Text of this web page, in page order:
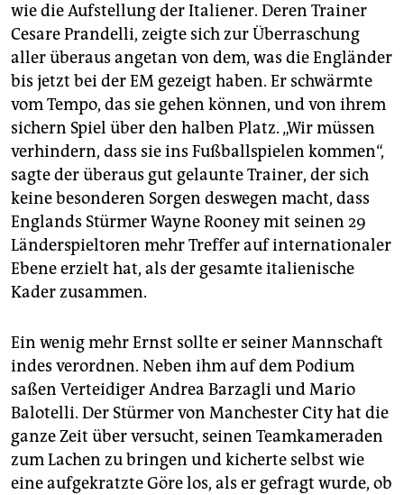
wie die Aufstellung der Italiener. Deren Trainer
Cesare Prandelli, zeigte sich zur Überraschung
aller überaus angetan von dem, was die Engländer
bis jetzt bei der EM gezeigt haben. Er schwärmte
vom Tempo, das sie gehen können, und von ihrem
sichern Spiel über den halben Platz. „Wir müssen
verhindern, dass sie ins Fußballspielen kommen“,
sagte der überaus gut gelaunte Trainer, der sich
keine besonderen Sorgen deswegen macht, dass
Englands Stürmer Wayne Rooney mit seinen 29
Länderspieltoren mehr Treffer auf internationaler
Ebene erzielt hat, als der gesamte italienische
Kader zusammen.
Ein wenig mehr Ernst sollte er seiner Mannschaft
indes verordnen. Neben ihm auf dem Podium
saßen Verteidiger Andrea Barzagli und Mario
Balotelli. Der Stürmer von Manchester City hat die
ganze Zeit über versucht, seinen Teamkameraden
zum Lachen zu bringen und kicherte selbst wie
eine aufgekratzte Göre los, als er gefragt wurde, ob